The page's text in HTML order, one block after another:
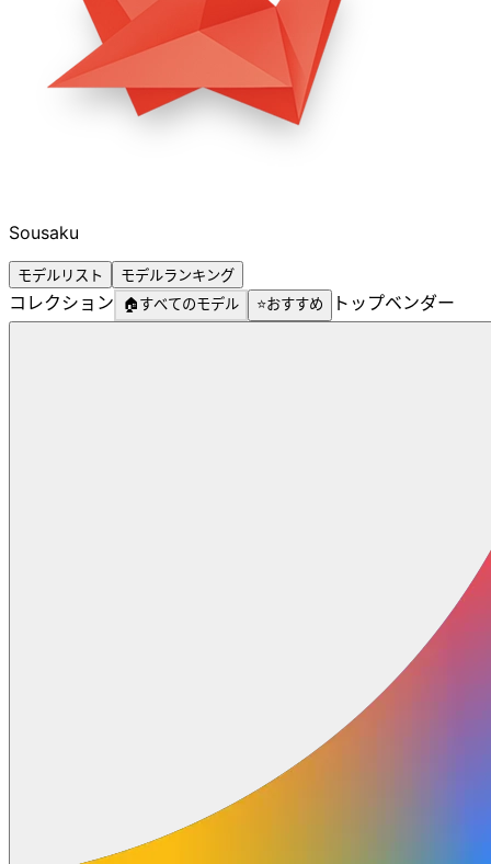
Sousaku
モデルリスト モデルランキング
コレクション 🏠 すべてのモデル ⭐おすすめ トップベンダー